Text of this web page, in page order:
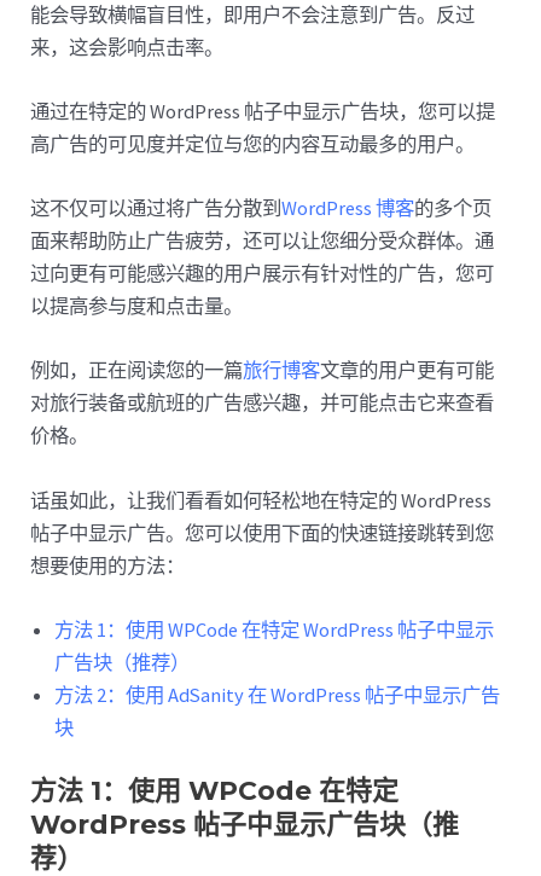
能会导致横幅盲目性，即用户不会注意到广告。反过
来，这会影响点击率。
通过在特定的 WordPress 帖子中显示广告块，您可以提
高广告的可见度并定位与您的内容互动最多的用户。
这不仅可以通过将广告分散到WordPress 博客的多个页
面来帮助防止广告疲劳，还可以让您细分受众群体。通
过向更有可能感兴趣的用户展示有针对性的广告，您可
以提高参与度和点击量。
例如，正在阅读您的一篇旅行博客文章的用户更有可能
对旅行装备或航班的广告感兴趣，并可能点击它来查看
价格。
话虽如此，让我们看看如何轻松地在特定的 WordPress
帖子中显示广告。您可以使用下面的快速链接跳转到您
想要使用的方法：
方法 1：使用 WPCode 在特定 WordPress 帖子中显示
广告块（推荐）
方法 2：使用 AdSanity 在 WordPress 帖子中显示广告
块
方法 1：使用 WPCode 在特定
WordPress 帖子中显示广告块（推
荐）